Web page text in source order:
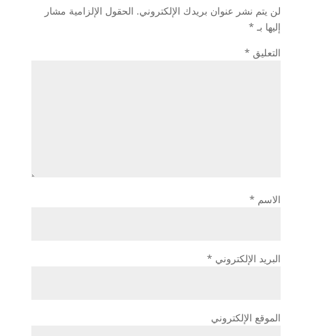
لن يتم نشر عنوان بريدك الإلكتروني. الحقول الإلزامية مشار
إليها بـ *
التعليق *
الاسم *
البريد الإلكتروني *
الموقع الإلكتروني